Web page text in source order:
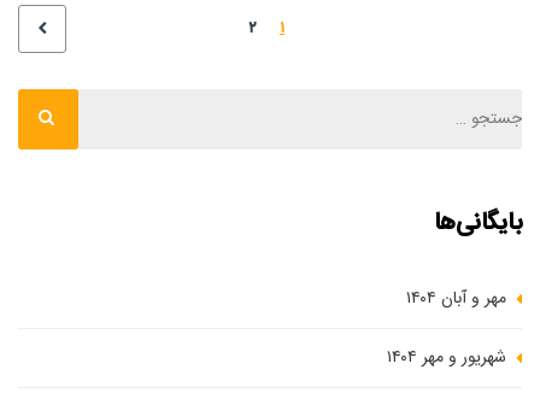
۱ ۲
بایگانی‌ها
مهر و آبان ۱۴۰۴
شهریور و مهر ۱۴۰۴